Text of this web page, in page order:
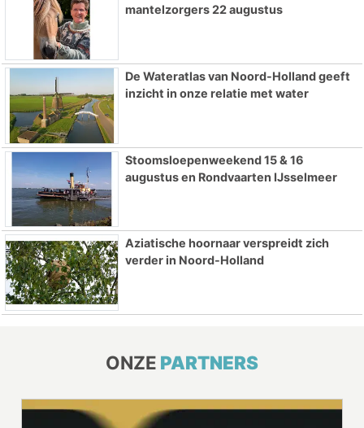
mantelzorgers 22 augustus
De Wateratlas van Noord-Holland geeft
inzicht in onze relatie met water
Stoomsloepenweekend 15 & 16
augustus en Rondvaarten IJsselmeer
Aziatische hoornaar verspreidt zich
verder in Noord-Holland
ONZE PARTNERS